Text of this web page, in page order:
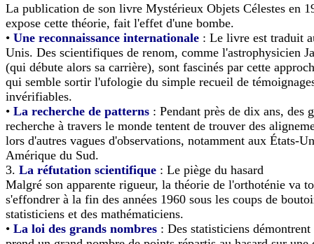
La publication de son livre Mystérieux Objets Célestes en
expose cette théorie, fait l'effet d'une bombe.
• Une reconnaissance internationale : Le livre est traduit
Unis. Des scientifiques de renom, comme l'astrophysicien
(qui débute alors sa carrière), sont fascinés par cette
qui semble sortir l'ufologie du simple recueil de
invérifiables.
• La recherche de patterns : Pendant près de dix ans, des
recherche à travers le monde tentent de trouver des
lors d'autres vagues d'observations, notamment aux États-
Amérique du Sud.
3. La réfutation scientifique : Le piège du hasard
Malgré son apparente rigueur, la théorie de l'orthoténie va
s'effondrer à la fin des années 1960 sous les coups de
statisticiens et des mathématiciens.
• La loi des grands nombres : Des statisticiens